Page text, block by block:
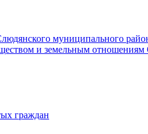
муниципального
и земельным отношениям
граждан